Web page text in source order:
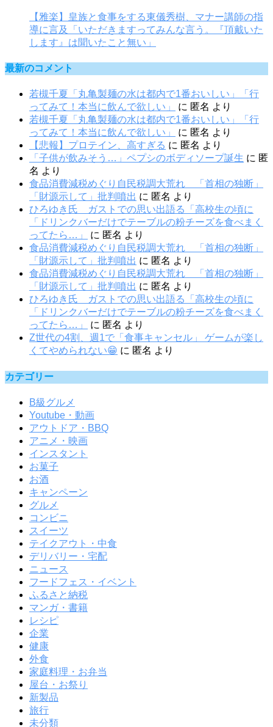
【雅楽】皇族と食事をする東儀秀樹、マナー講師の指
導に言及「いただきますってみんな言う。『頂戴いた
します』は聞いたこと無い」
最新のコメント
若槻千夏「丸亀製麺の水は都内で1番おいしい」「行
ってみて！本当に飲んで欲しい」
に 匿名 より
若槻千夏「丸亀製麺の水は都内で1番おいしい」「行
ってみて！本当に飲んで欲しい」
に 匿名 より
【悲報】プロテイン、高すぎる に 匿名 より
「子供が飲みそう…」ペプシのボディソープ誕生 に 匿
名 より
食品消費減税めぐり自民税調大荒れ 「首相の独断」
「財源示して」批判噴出 に 匿名 より
ひろゆき氏 ガストでの思い出語る「高校生の頃に
「ドリンクバーだけでテーブルの粉チーズを食べまく
ってたら…」
に 匿名 より
食品消費減税めぐり自民税調大荒れ 「首相の独断」
「財源示して」批判噴出 に 匿名 より
食品消費減税めぐり自民税調大荒れ 「首相の独断」
「財源示して」批判噴出 に 匿名 より
ひろゆき氏 ガストでの思い出語る「高校生の頃に
「ドリンクバーだけでテーブルの粉チーズを食べまく
ってたら…」
に 匿名 より
Z世代の4割、週1で「食事キャンセル」 ゲームが楽し
くてやめられない😁 に 匿名 より
カテゴリー
B級グルメ
Youtube・動画
アウトドア・BBQ
アニメ・映画
インスタント
お菓子
お酒
キャンペーン
グルメ
コンビニ
スイーツ
テイクアウト・中食
デリバリー・宅配
ニュース
フードフェス・イベント
ふるさと納税
マンガ・書籍
レシピ
企業
健康
外食
家庭料理・お弁当
屋台・お祭り
新製品
旅行
未分類